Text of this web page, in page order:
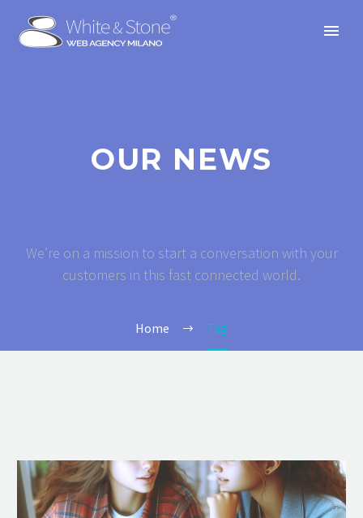
OUR NEWS
We’re on a mission to start a conversation with your
customers in this fast connected world.
Home Tag